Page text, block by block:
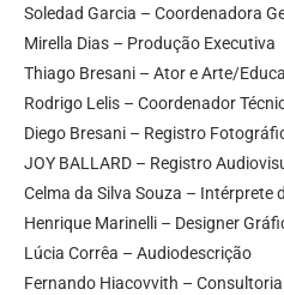
Soledad Garcia – Coordenadora
Mirella Dias – Produção Executiva
Thiago Bresani – Ator e Arte/
Rodrigo Lelis – Coordenador
Diego Bresani – Registro
JOY BALLARD – Registro
Celma da Silva Souza – Intérprete
Henrique Marinelli – Designer
Lúcia Corrêa – Audiodescrição
Fernando Hiacovvith –